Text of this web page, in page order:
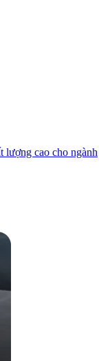
lượng cao cho ngành